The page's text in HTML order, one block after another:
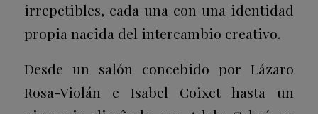
irrepetibles, cada una con una identidad
propia nacida del intercambio creativo.
Desde un salón concebido por Lázaro
Rosa-Violán e Isabel Coixet hasta un